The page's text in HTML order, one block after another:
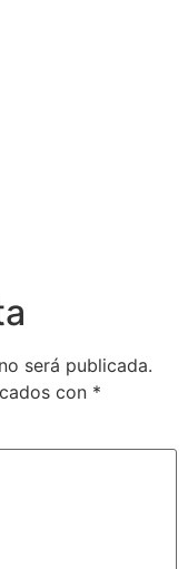
será publicada.
con *